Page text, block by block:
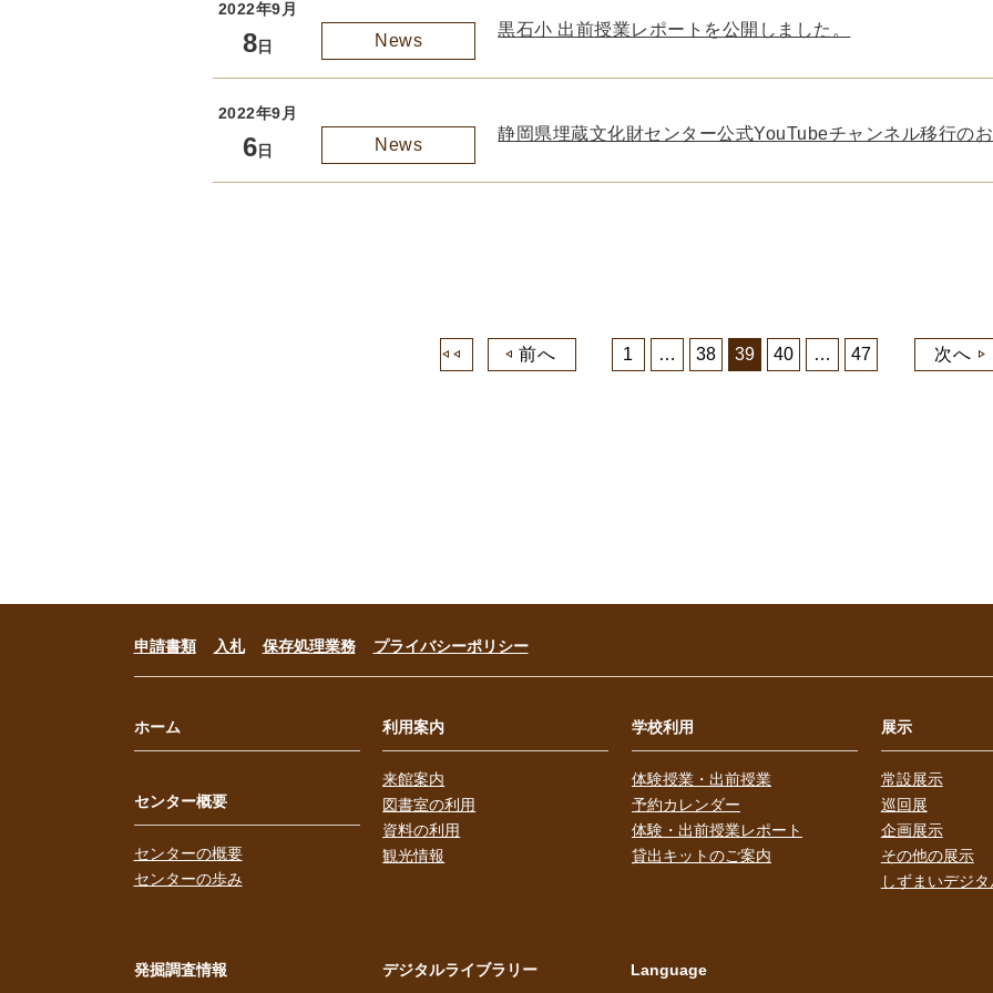
2022年9月
8日 News
黒石小 出前授業レポートを公開しました。
2022年9月
6日 News
静岡県埋蔵文化財センター公式YouTubeチャンネル移行の
前へ 1 … 38 39 40 … 47 次へ
申請書類 入札 保存処理業務 プライバシーポリシー
ホーム
センター概要
センターの概要
センターの歩み
利用案内
来館案内
図書室の利用
資料の利用
観光情報
学校利用
体験授業・出前授業
予約カレンダー
体験・出前授業レポート
貸出キットのご案内
展示
常設展示
巡回展
企画展示
その他の展示
しずまいデジ
発掘調査情報 デジタルライブラリー Language